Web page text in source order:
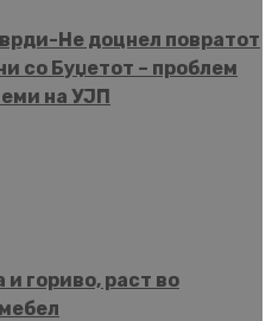
Не доцнел повратот
со Буџетот – проблем
на УЈП
и гориво, раст во